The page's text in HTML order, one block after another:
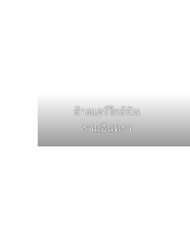
ล้างแอร์ใกล้ฉัน
รามอินทรา